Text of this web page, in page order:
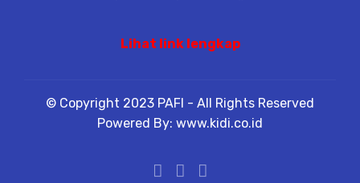
Lihat link lengkap
© Copyright 2023 PAFI - All Rights Reserved
Powered By: www.kidi.co.id